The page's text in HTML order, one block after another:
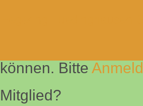
diesen Inhalt
können. Bitte
Mitglied?